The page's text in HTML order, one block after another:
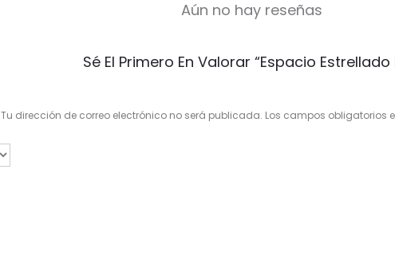
Aún no hay reseñas
Sé El Primero En Valorar “Espacio Estrellado
Tu dirección de correo electrónico no será publicada. Los campos obligatorios